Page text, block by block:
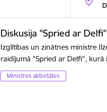
Diskusija "Spried ar Delfi"
Izglītības un zinātnes ministre
raidījumā "Spried ar Delfi",
Ministres aktivitātes